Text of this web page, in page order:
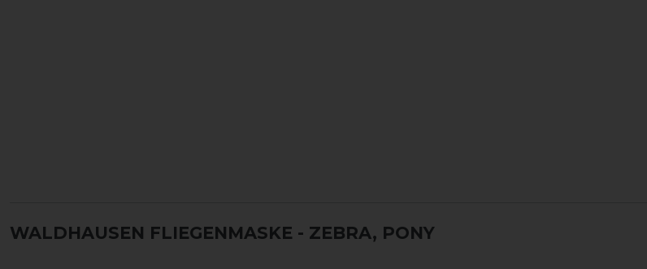
WALDHAUSEN FLIEGENMASKE - ZEBRA, PONY